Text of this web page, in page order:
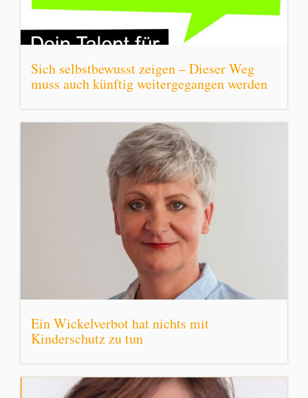
Sich selbstbewusst zeigen – Dieser Weg
muss auch künftig weitergegangen werden
Ein Wickelverbot hat nichts mit
Kinderschutz zu tun